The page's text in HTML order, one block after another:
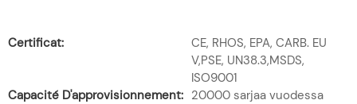
Certificat:
CE, RHOS, EPA, CARB. EU
V,PSE, UN38.3,MSDS,
ISO9001
Capacité D'approvisionnement: 20000 sarjaa vuodessa